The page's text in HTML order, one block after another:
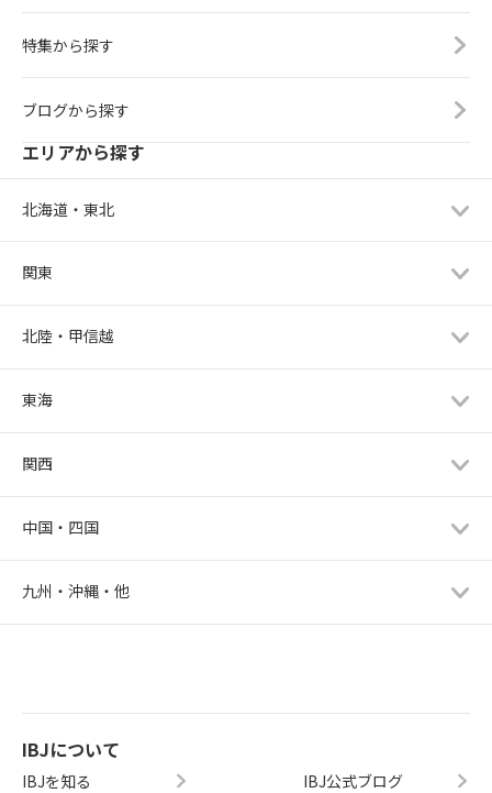
特集から探す
ブログから探す
エリアから探す
北海道・東北
関東
北陸・甲信越
東海
関西
中国・四国
九州・沖縄・他
IBJについて
IBJを知る IBJ公式ブログ